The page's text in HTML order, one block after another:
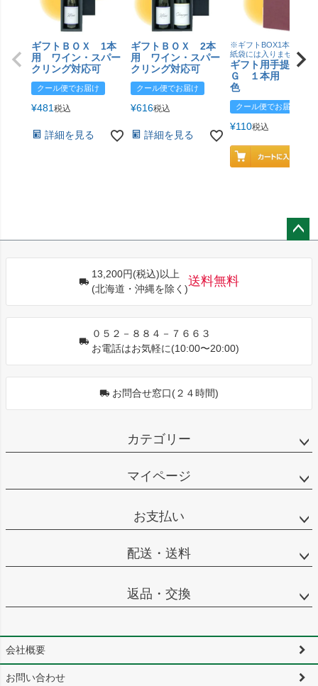
ギフトＢＯＸ 1本
用 ワイン・スパー
クリング対応可
クール便でお届け
¥481税込
詳細を見る
ギフトＢＯＸ 2本
用 ワイン・スパー
クリング対応可
クール便でお届け
¥616税込
詳細を見る
※ギフトBOX1本用はこ
紙袋には入りません
ギフト用手提げＢ
Ｇ １本用 エン
色
クール便でお届け
¥110税込
13,200円(税込)以上
(北海道・沖縄を除く)
送料無料
０５２－８８４－７６６３
お電話はお気軽に(10:00〜20:00)
お問合せ窓口(２４時間)
カテゴリー
マイページ
お支払い
配送・送料
返品・交換
会社概要
お問い合わせ